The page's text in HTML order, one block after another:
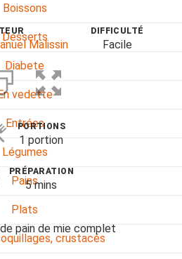
Boissons
Desserts
Diabete
vedette
Entrées
Légumes
Pains
Plats
crustacés
Malissin
DIFFICULTÉ
Facile
PORTIONS
1 portion
PRÉPARATION
5 mins
pain de mie complet